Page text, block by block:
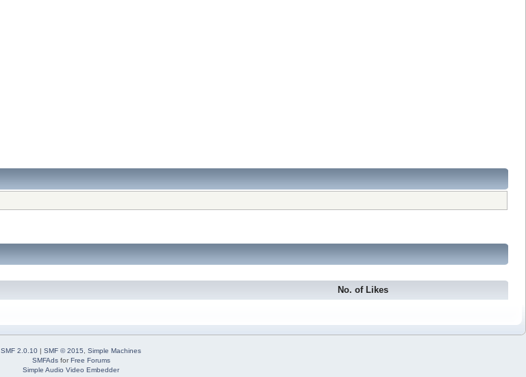
No. of Likes
SMF 2.0.10 | SMF © 2015
Simple Machines
SMFAdsforFree Forums
Simple Audio Video Embedder